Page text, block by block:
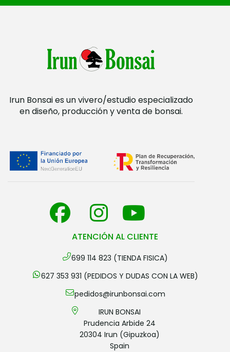
Irun Bonsai es un vivero/estudio especializado
en diseño, producción y venta de bonsai.
ATENCIÓN AL CLIENTE
699 114 823 (TIENDA FISICA)
627 353 931 (PEDIDOS Y DUDAS CON LA WEB)
pedidos@irunbonsai.com
IRUN BONSAI
Prudencia Arbide 24
20304 Irun (Gipuzkoa)
Spain